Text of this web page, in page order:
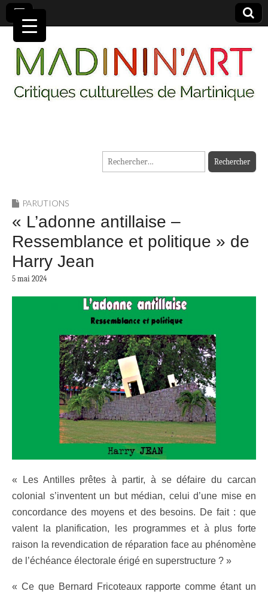
MADININ'ART
Rechercher :
PARUTIONS
« L’adonne antillaise –
Ressemblance et politique » de
Harry Jean
5 mai 2024
« Les Antilles prêtes à partir, à se défaire du carcan
colonial s’inventent un but médian, celui d’une mise en
concordance des moyens et des besoins. De fait : que
valent la planification, les programmes et à plus forte
raison la revendication de réparation face au phénomène
de l’échéance électorale érigé en superstructure ? »
« Ce que Bernard Fricoteaux rapporte comme étant un